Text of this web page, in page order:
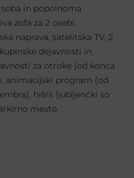
in popolnoma
zofa za 2 osebi,
naprava, satelitska TV, 2
dejavnosti in
za otroke (od konca
animacijski program (od
hišni ljubljenčki so
mesto